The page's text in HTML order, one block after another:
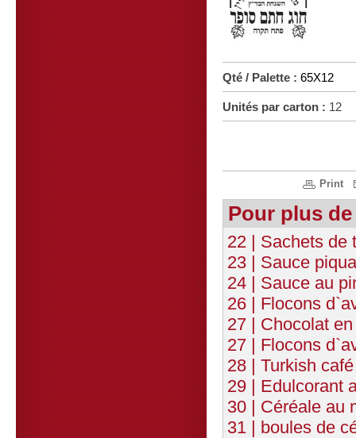
Qté / Palette : 65X12
Unités par carton : 12
Print
Pour plus
22 | Sachets de
23 | Sauce
24 | Sauce au
26 | Flocons
27 | Chocolat
27 | Flocons
28 | Turkish
29 | Edulcorant
30 | Céréale au
31 | boules de